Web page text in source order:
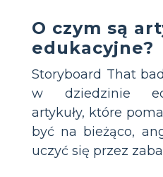
O czym są
edukacyjne?
Storyboard That
w dziedzinie
artykuły, które
być na bieżąco,
uczyć się przez